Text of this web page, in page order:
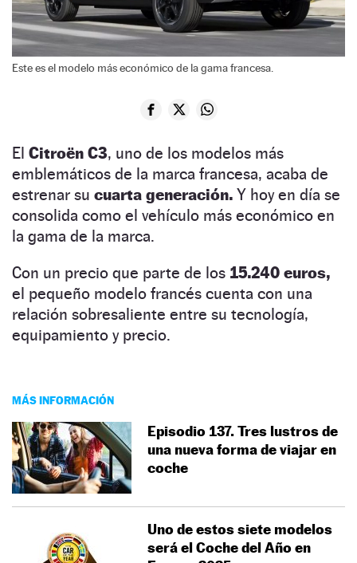
Este es el modelo más económico de la gama francesa.
El Citroën C3, uno de los modelos más
emblemáticos de la marca francesa, acaba de
estrenar su cuarta generación. Y hoy en día se
consolida como el vehículo más económico en
la gama de la marca.
Con un precio que parte de los 15.240 euros,
el pequeño modelo francés cuenta con una
relación sobresaliente entre su tecnología,
equipamiento y precio.
MÁS INFORMACIÓN
Episodio 137. Tres lustros de
una nueva forma de viajar en
coche
Uno de estos siete modelos
será el Coche del Año en